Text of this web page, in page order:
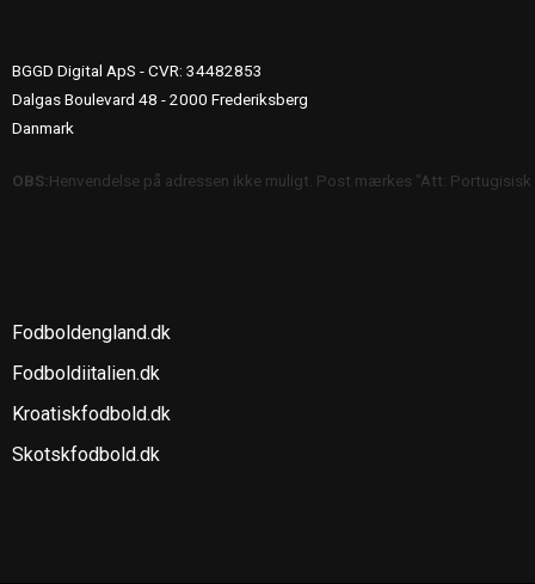
BGGD Digital ApS - CVR: 34482853
Dalgas Boulevard 48 - 2000 Frederiksberg
Danmark
OBS:Henvendelse på adressen ikke muligt. Post mærkes "Att:
Fodboldengland.dk
Fodboldiitalien.dk
Kroatiskfodbold.dk
Skotskfodbold.dk